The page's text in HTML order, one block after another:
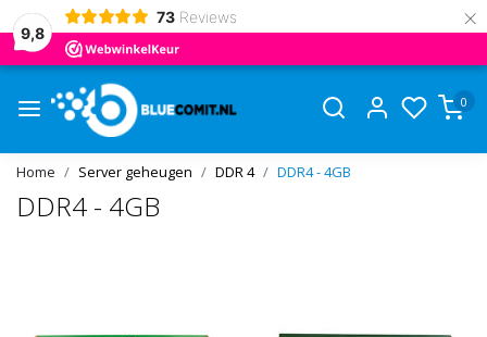
9,8
73 Reviews ×
0
Home Server geheugen DDR 4 DDR4 - 4GB
DDR4 - 4GB